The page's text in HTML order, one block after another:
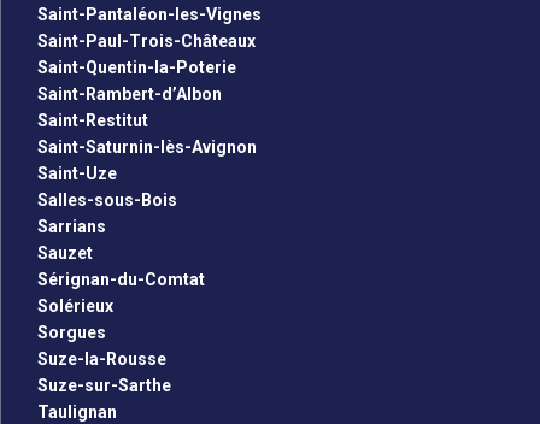
Saint-Pantaléon-les-Vignes
Saint-Paul-Trois-Châteaux
Saint-Quentin-la-Poterie
Saint-Rambert-d’Albon
Saint-Restitut
Saint-Saturnin-lès-Avignon
Saint-Uze
Salles-sous-Bois
Sarrians
Sauzet
Sérignan-du-Comtat
Solérieux
Sorgues
Suze-la-Rousse
Suze-sur-Sarthe
Taulignan